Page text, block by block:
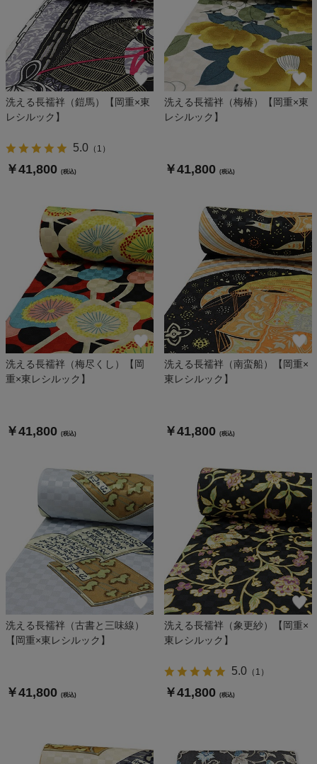
洗える長襦袢（鎧馬）【岡重×東
レシルック】
5.0（ 1 ）
￥41,800 (税込)
洗える長襦袢（梅椿）【岡重×東
レシルック】
￥41,800 (税込)
洗える長襦袢（梅尽くし）【岡
重×東レシルック】
￥41,800 (税込)
洗える長襦袢（南蛮船）【岡重×
東レシルック】
￥41,800 (税込)
洗える長襦袢（古書と三味線）
【岡重×東レシルック】
￥41,800 (税込)
洗える長襦袢（象更紗）【岡重×
東レシルック】
5.0（ 1 ）
￥41,800 (税込)